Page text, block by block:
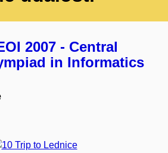
2007 - Central
in Informatics